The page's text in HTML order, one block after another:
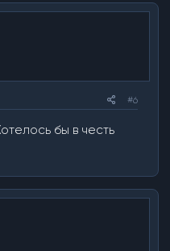
#6
бы в честь